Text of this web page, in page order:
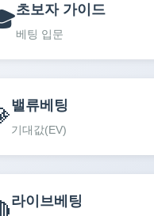
초보자 가이드
베팅 입문
밸류베팅
기대값(EV)
라이브베팅